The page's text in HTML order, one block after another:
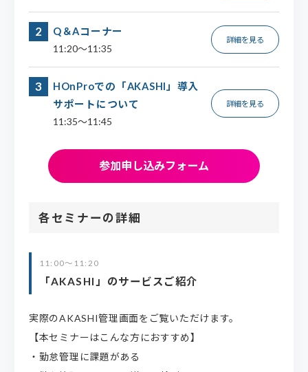
Q＆Aコーナー
11:20～11:35
詳細を見る
HOnProでの「AKASHI」導入
サポートについて
11:35～11:45
詳細を見る
参加申し込みフォーム
各セミナーの詳細
11:00～11:20
「AKASHI」のサービスご紹介
実際のAKASHI管理画面をご覧いただけます。
【本セミナーはこんな方におすすめ】
・勤怠管理に課題がある